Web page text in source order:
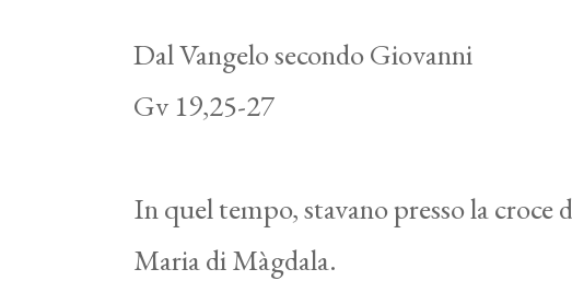
Dal Vangelo secondo Giovanni
Gv 19,25-27
In quel tempo, stavano presso la croce
Maria di Màgdala.